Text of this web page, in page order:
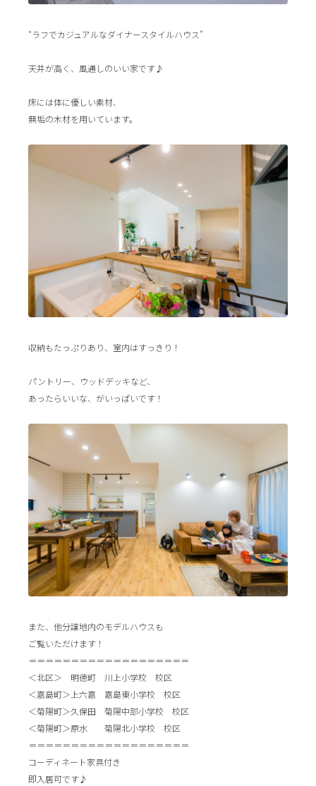
“ラフでカジュアルなダイナースタイルハウス”
天井が高く、風通しのいい家です♪
床には体に優しい素材、
無垢の木材を用いています。
収納もたっぷりあり、室内はすっきり！
パントリー、ウッドデッキなど、
あったらいいな、がいっぱいです！
また、他分譲地内のモデルハウスも
ご覧いただけます！
＝＝＝＝＝＝＝＝＝＝＝＝＝＝＝＝＝＝＝
＜北区＞ 明徳町 川上小学校 校区
＜嘉島町＞上六嘉 嘉島東小学校 校区
＜菊陽町＞久保田 菊陽中部小学校 校区
＜菊陽町＞原水 菊陽北小学校 校区
＝＝＝＝＝＝＝＝＝＝＝＝＝＝＝＝＝＝＝
コーディネート家具付き
即入居可です♪